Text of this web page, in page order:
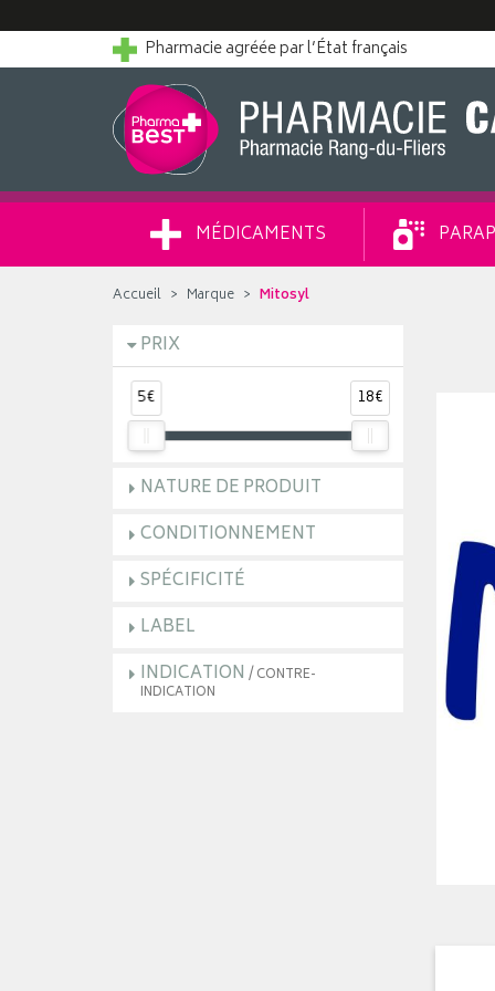
Pharmacie agréée par l’État français
MÉDICAMENTS
Accueil Marque Mitosyl
PRIX
5€ 18€
NATURE DE PRODUIT
CONDITIONNEMENT
SPÉCIFICITÉ
LABEL
INDICATION / CONTRE-
INDICATION